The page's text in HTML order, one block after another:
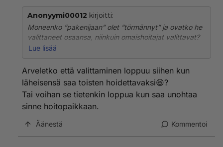
Anonyymi00012 kirjoitti:
Moneenko ”pakenijaan” olet ”törmännyt” ja ovatko he
valittaneet osaansa, niinkuin omaishoitajat valittavat?
Ja vielä pitää jaksaa yrittää vaikuttaa tilanteeseen.
Lue lisää
Arveletko että valittaminen loppuu siihen kun
läheisensä saa toisten hoidettavaksi😆?
Tai voihan se tietenkin loppua kun saa unohtaa
sinne hoitopaikkaan.
Äänestä Kommentoi